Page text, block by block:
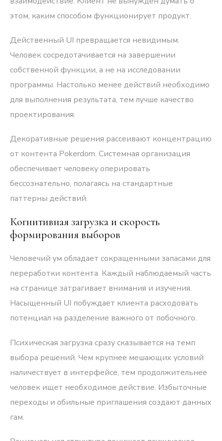
этом, каким способом функционирует продукт.
Действенный UI превращается невидимым.
Человек сосредотачивается на завершении
собственной функции, а не на исследовании
программы. Настолько менее действий необходимо
для выполнения результата, тем лучше качество
проектирования.
Декоративные решения рассеивают концентрацию
от контента Pokerdom. Системная организация
обеспечивает человеку оперировать
бессознательно, полагаясь на стандартные
паттерны действий.
Когнитивная загрузка и скорость
формирования выборов
Человечий ум обладает сокращенными запасами для
переработки контента. Каждый наблюдаемый часть
на странице затрагивает внимания и изучения.
Насыщенный UI побуждает клиента расходовать
потенциал на разделение важного от побочного.
Психическая загрузка сразу сказывается на темп
выбора решений. Чем крупнее мешающих условий
наличествует в интерфейсе, тем продолжительнее
человек ищет необходимое действие. Избыточные
переходы и обильные приглашения создают данных
гам.